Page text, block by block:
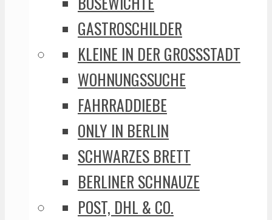
GASTROSCHILDER
KLEINE IN DER GROSSSTADT
WOHNUNGSSUCHE
FAHRRADDIEBE
ONLY IN BERLIN
SCHWARZES BRETT
BERLINER SCHNAUZE
POST, DHL & CO.